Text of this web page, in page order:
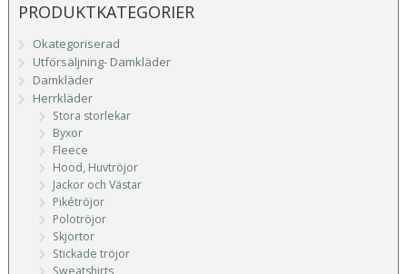
PRODUKTKATEGORIER
Okategoriserad
Utförsäljning- Damkläder
Damkläder
Herrkläder
Stora storlekar
Byxor
Fleece
Hood, Huvtröjor
Jackor och Västar
Pikétröjor
Polotröjor
Skjortor
Stickade tröjor